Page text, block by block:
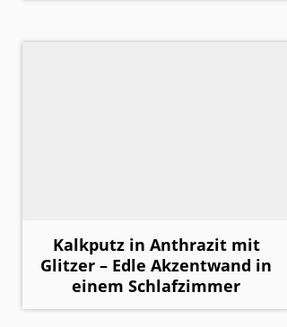
Kalkputz in Anthrazit mit
Glitzer – Edle Akzentwand in
einem Schlafzimmer